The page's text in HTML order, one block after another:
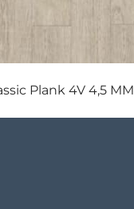
Plank 4V 4,5 MM